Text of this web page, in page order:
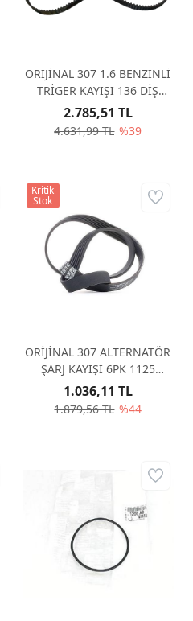
ORİJİNAL 307 1.6 BENZİNLİ
TRİGER KAYIŞI 136 DİŞ
0816H6
4.631,99 TL %39
2.785,51 TL
ORİJİNAL 307 ALTERNATÖR
ŞARJ KAYIŞI 6PK 1125
5750VT
1.879,56 TL %44
1.036,11 TL
Kritik
Stok